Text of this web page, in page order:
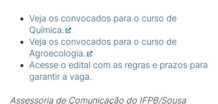
Veja os convocados para o curso de
Química.
Veja os convocados para o curso de
Agroecologia.
Acesse o edital com as regras e prazos para
garantir a vaga.
Assessoria de Comunicação do IFPB/Sousa